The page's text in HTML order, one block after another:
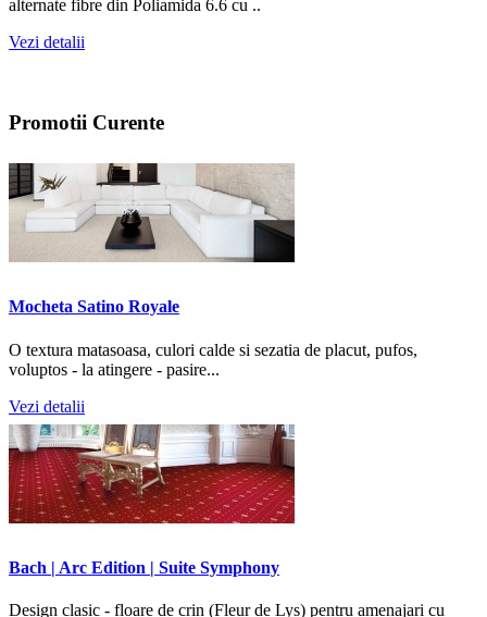
alternate fibre din Poliamida 6.6 cu ..
Vezi detalii
Promotii Curente
Mocheta Satino Royale
O textura matasoasa, culori calde si sezatia de placut, pufos,
voluptos - la atingere - pasire...
Vezi detalii
Bach | Arc Edition | Suite Symphony
Design clasic - floare de crin (Fleur de Lys) pentru amenajari cu